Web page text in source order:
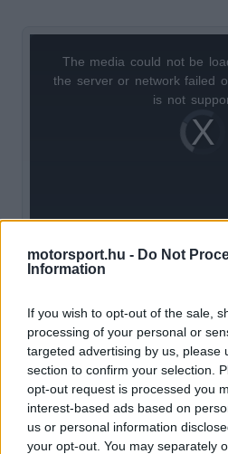
motorsport.hu - Do Not
Information
If you wish to opt-out of the sale,
processing of your personal or
targeted advertising by us, please
section to confirm your selection.
opt-out request is processed you
interest-based ads based on
us or personal information
your opt-out. You may separately
Video
Player
loading.
The media could not be
the server or network failed
is not
A sorozat nemrégiben
sprintfutam helyszíneit,
visszatérőként szerepel
Szingapúr pedig először
minden érdekeltel
től esetleg növeljék a